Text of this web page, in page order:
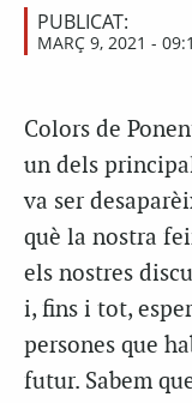
PUBLICAT:
MARÇ 9, 2021 -
Colors de
un dels
va ser
què la nostra
els nostres
i, fins i tot,
persones que
futur. Sabem